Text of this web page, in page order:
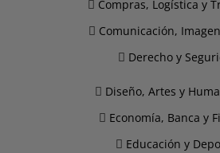
Compras, Logística y
Comunicación,
Derecho y
Diseño, Artes y
Economía, Banca y
Educación y